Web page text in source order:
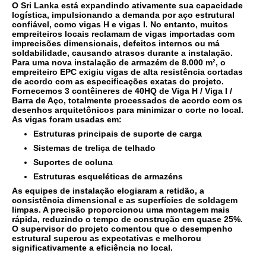
O Sri Lanka está expandindo ativamente sua capacidade
logística, impulsionando a demanda por aço estrutural
confiável, como vigas H e vigas I. No entanto, muitos
empreiteiros locais reclamam de vigas importadas com
imprecisões dimensionais, defeitos internos ou má
soldabilidade, causando atrasos durante a instalação.
Para uma nova instalação de armazém de 8.000 m², o
empreiteiro EPC exigiu vigas de alta resistência cortadas
de acordo com as especificações exatas do projeto.
Fornecemos 3 contêineres de 40HQ de Viga H / Viga I /
Barra de Aço, totalmente processados de acordo com os
desenhos arquitetônicos para minimizar o corte no local.
As vigas foram usadas em:
Estruturas principais de suporte de carga
Sistemas de treliça de telhado
Suportes de coluna
Estruturas esqueléticas de armazéns
As equipes de instalação elogiaram a retidão, a
consistência dimensional e as superfícies de soldagem
limpas. A precisão proporcionou uma montagem mais
rápida, reduzindo o tempo de construção em quase 25%.
O supervisor do projeto comentou que o desempenho
estrutural superou as expectativas e melhorou
significativamente a eficiência no local.